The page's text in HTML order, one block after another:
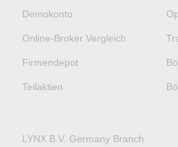
Demokonto
Online-Broker Vergleich
Firmendepot
Teilaktien
LYNX B.V. Germany Branch